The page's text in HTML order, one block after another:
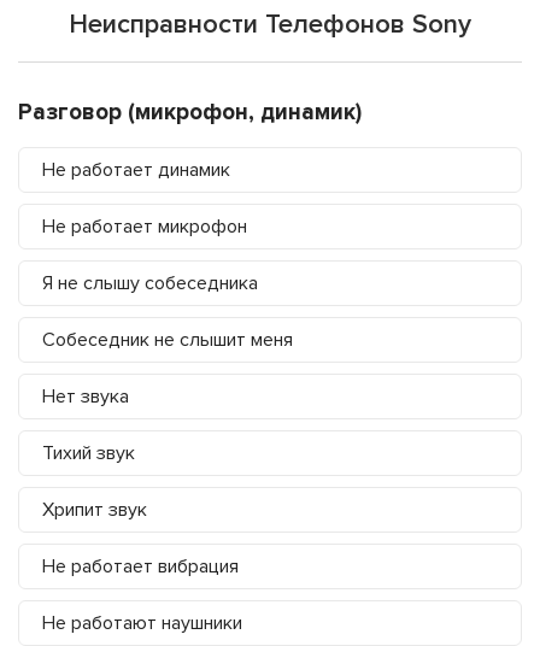
Неисправности Телефонов Sony
Разговор (микрофон, динамик)
Не работает динамик
Не работает микрофон
Я не слышу собеседника
Собеседник не слышит меня
Нет звука
Тихий звук
Хрипит звук
Не работает вибрация
Не работают наушники